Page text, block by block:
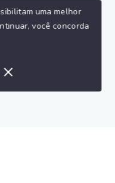
- Todos os direitos
uma melhor
você concorda